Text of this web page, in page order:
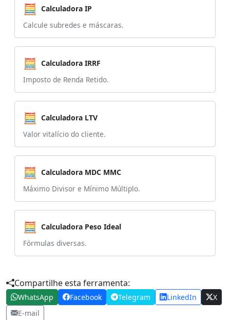
🧮 Calculadora IP
Calcule subredes e máscaras.
🧮 Calculadora IRRF
Imposto de Renda Retido.
🧮 Calculadora LTV
Valor vitalício do cliente.
🧮 Calculadora MDC MMC
Máximo Divisor e Mínimo Múltiplo.
🧮 Calculadora Peso Ideal
Fórmulas diversas.
Compartilhe esta ferramenta:
WhatsApp Facebook Telegram LinkedIn
X
E-mail